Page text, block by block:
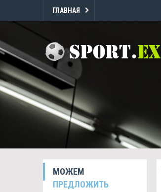
ГЛАВНАЯ
МОЖЕМ
ПРЕДЛОЖИТЬ